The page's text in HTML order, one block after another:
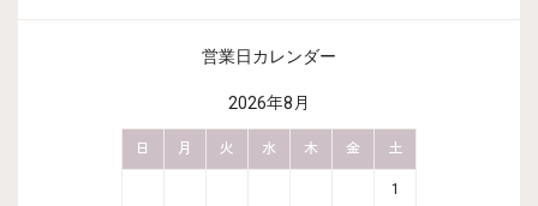
営業日カレンダー
2026年8月
日 月 火 水 木 金 土
1